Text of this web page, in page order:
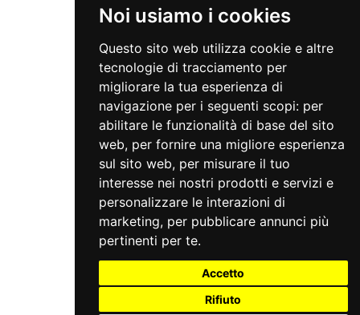
Noi usiamo i cookies
Questo sito web utilizza cookie e altre
tecnologie di tracciamento per
migliorare la tua esperienza di
navigazione per i seguenti scopi: per
abilitare le funzionalità di base del sito
web, per fornire una migliore esperienza
sul sito web, per misurare il tuo
interesse nei nostri prodotti e servizi e
personalizzare le interazioni di
marketing, per pubblicare annunci più
pertinenti per te.
Accetto
Rifiuto